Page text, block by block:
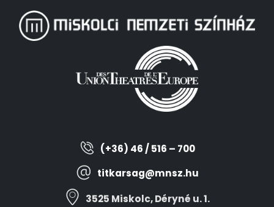
(+36) 46 / 516 – 700
titkarsag@mnsz.hu
3525 Miskolc, Déryné u. 1.